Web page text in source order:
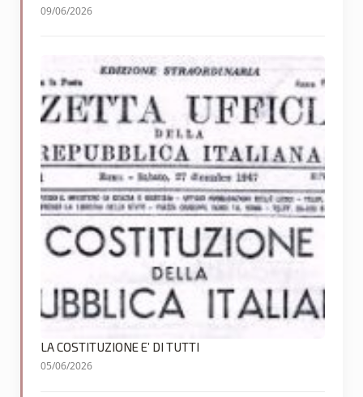
09/06/2026
LA COSTITUZIONE E’ DI TUTTI
05/06/2026